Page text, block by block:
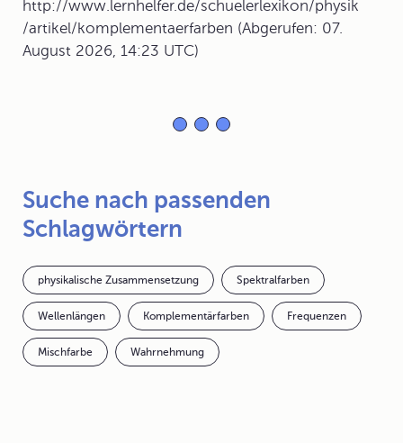
http://www.lernhelfer.de/schuelerlexikon/physik
/artikel/komplementaerfarben (Abgerufen: 07.
August 2026, 14:23 UTC)
Suche nach passenden
Schlagwörtern
physikalische Zusammensetzung Spektralfarben
Wellenlängen Komplementärfarben Frequenzen
Mischfarbe Wahrnehmung